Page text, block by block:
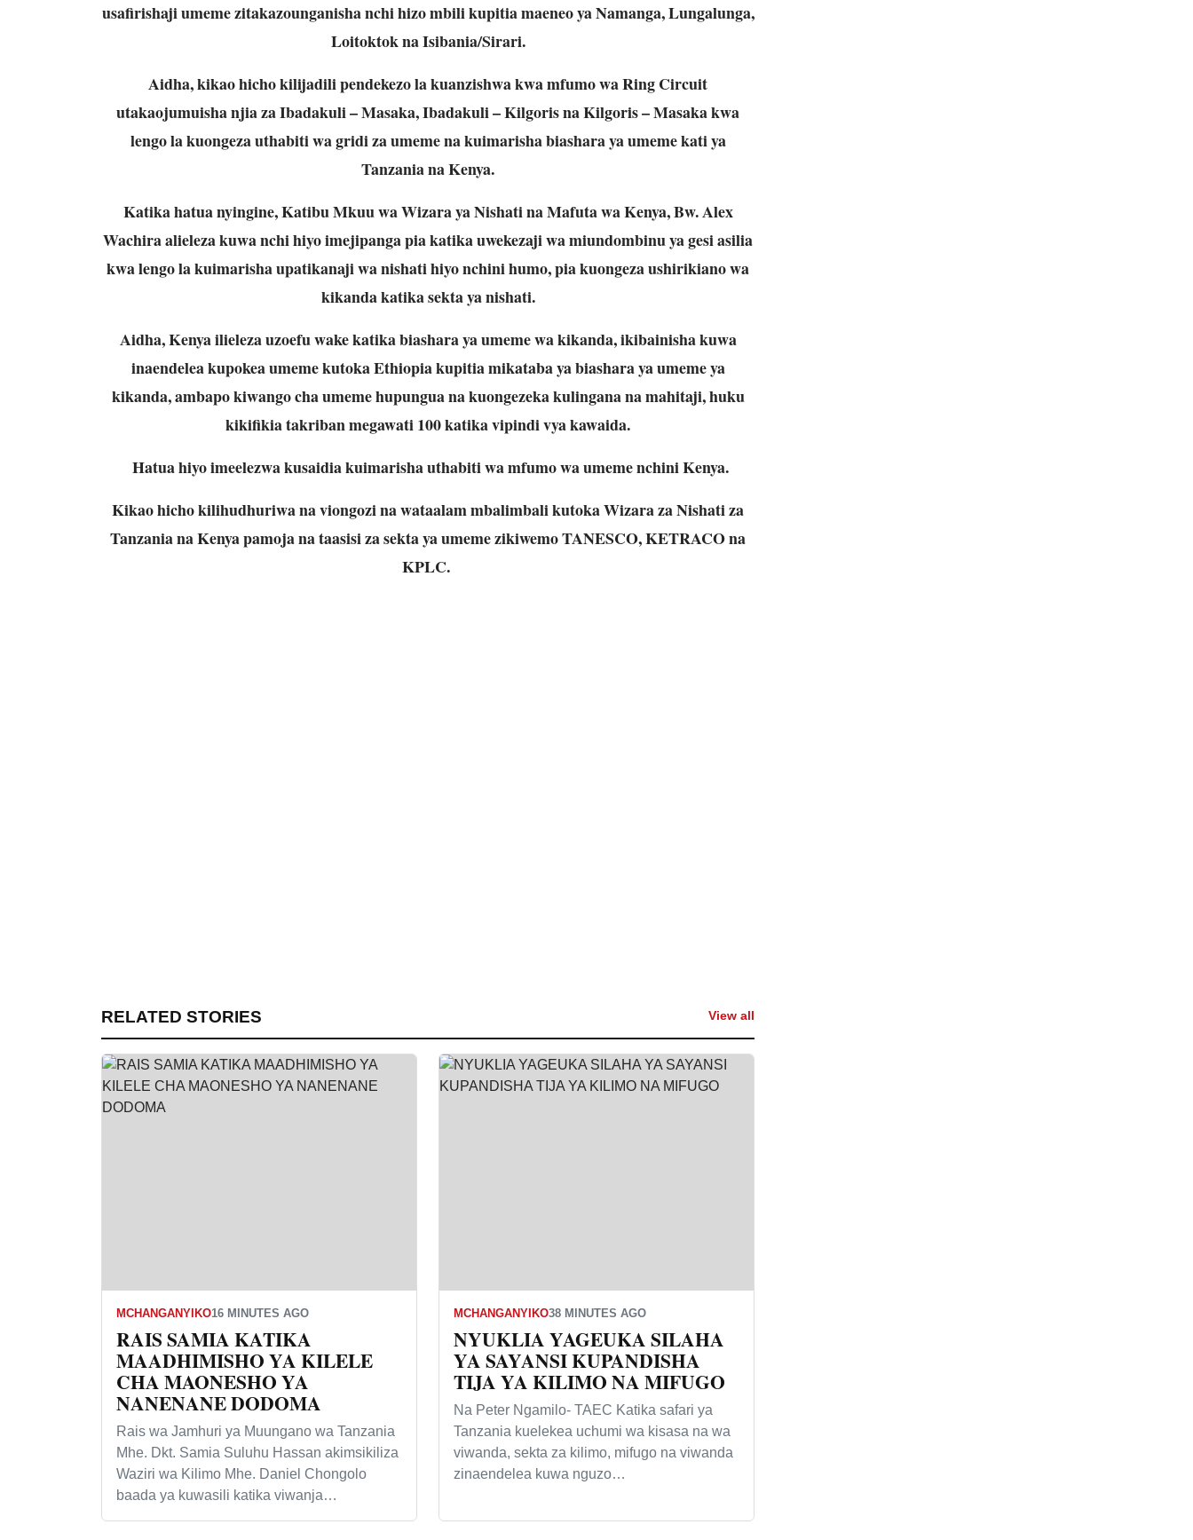
usafirishaji umeme zitakazounganisha nchi hizo mbili kupitia maeneo ya Namanga, Lungalunga,
Loitoktok na Isibania/Sirari.
Aidha, kikao hicho kilijadili pendekezo la kuanzishwa kwa mfumo wa Ring Circuit
utakaojumuisha njia za Ibadakuli – Masaka, Ibadakuli – Kilgoris na Kilgoris – Masaka kwa
lengo la kuongeza uthabiti wa gridi za umeme na kuimarisha biashara ya umeme kati ya
Tanzania na Kenya.
Katika hatua nyingine, Katibu Mkuu wa Wizara ya Nishati na Mafuta wa Kenya, Bw. Alex
Wachira alieleza kuwa nchi hiyo imejipanga pia katika uwekezaji wa miundombinu ya gesi asilia
kwa lengo la kuimarisha upatikanaji wa nishati hiyo nchini humo, pia kuongeza ushirikiano wa
kikanda katika sekta ya nishati.
Aidha, Kenya ilieleza uzoefu wake katika biashara ya umeme wa kikanda, ikibainisha kuwa
inaendelea kupokea umeme kutoka Ethiopia kupitia mikataba ya biashara ya umeme ya
kikanda, ambapo kiwango cha umeme hupungua na kuongezeka kulingana na mahitaji, huku
kikifikia takriban megawati 100 katika vipindi vya kawaida.
Hatua hiyo imeelezwa kusaidia kuimarisha uthabiti wa mfumo wa umeme nchini Kenya.
Kikao hicho kilihudhuriwa na viongozi na wataalam mbalimbali kutoka Wizara za Nishati za
Tanzania na Kenya pamoja na taasisi za sekta ya umeme zikiwemo TANESCO, KETRACO na
KPLC.
RELATED STORIES View all
MCHANGANYIKO16 MINUTES AGO
RAIS SAMIA KATIKA
MAADHIMISHO YA KILELE
CHA MAONESHO YA
NANENANE DODOMA
Rais wa Jamhuri ya Muungano wa Tanzania
Mhe. Dkt. Samia Suluhu Hassan akimsikiliza
Waziri wa Kilimo Mhe. Daniel Chongolo
baada ya kuwasili katika viwanja…
MCHANGANYIKO38 MINUTES AGO
NYUKLIA YAGEUKA SILAHA
YA SAYANSI KUPANDISHA
TIJA YA KILIMO NA MIFUGO
Na Peter Ngamilo- TAEC Katika safari ya
Tanzania kuelekea uchumi wa kisasa na wa
viwanda, sekta za kilimo, mifugo na viwanda
zinaendelea kuwa nguzo…